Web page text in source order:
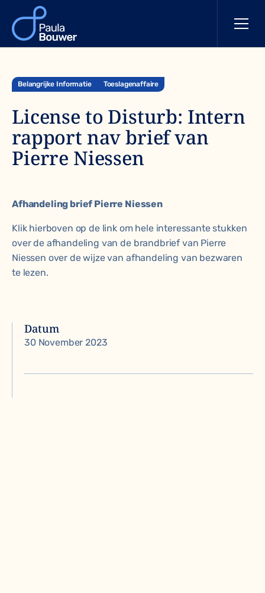
Belangrijke Informatie Toeslagenaffaire
License to Disturb: Intern
rapport nav brief van
Pierre Niessen
Afhandeling brief Pierre Niessen
Klik hierboven op de link om hele interessante stukken
over de afhandeling van de brandbrief van Pierre
Niessen over de wijze van afhandeling van bezwaren
te lezen.
Datum
30 November 2023